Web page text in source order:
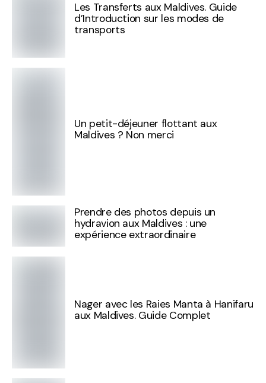
Les Transferts aux Maldives. Guide
d’Introduction sur les modes de
transports
Un petit-déjeuner flottant aux
Maldives ? Non merci
Prendre des photos depuis un
hydravion aux Maldives : une
expérience extraordinaire
Nager avec les Raies Manta à Hanifaru
aux Maldives. Guide Complet